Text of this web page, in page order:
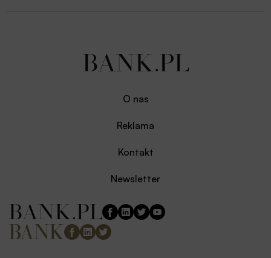
O nas
Reklama
Kontakt
Newsletter